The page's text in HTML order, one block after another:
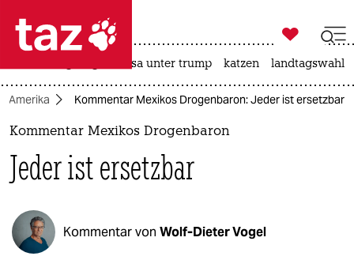
 taz zahl ich
taz zahl ich
politik
öko
gesellschaft

taz zahl ich
usa unter trump katzen landtagswahl
Amerika Kommentar Mexikos Drogenbaron: Jeder ist ersetzbar
Kommentar Mexikos Drogenbaron
Jeder ist ersetzbar
Kommentar von Wolf-Dieter Vogel